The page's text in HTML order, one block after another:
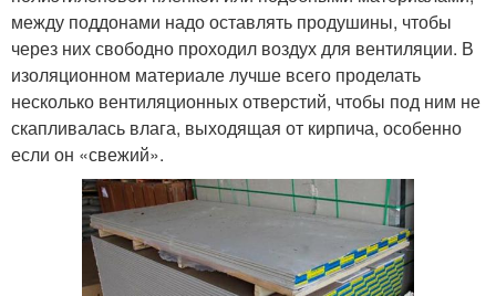
между поддонами надо оставлять продушины, чтобы
через них свободно проходил воздух для вентиляции. В
изоляционном материале лучше всего проделать
несколько вентиляционных отверстий, чтобы под ним не
скапливалась влага, выходящая от кирпича, особенно
если он «свежий».